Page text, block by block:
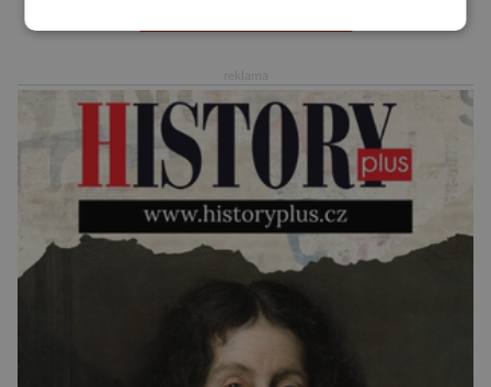
názvu nežije pouze v jižní Africe, ale domovem
vyskytuje se rovněž v oblastech […]